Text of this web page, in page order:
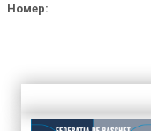
Номер: